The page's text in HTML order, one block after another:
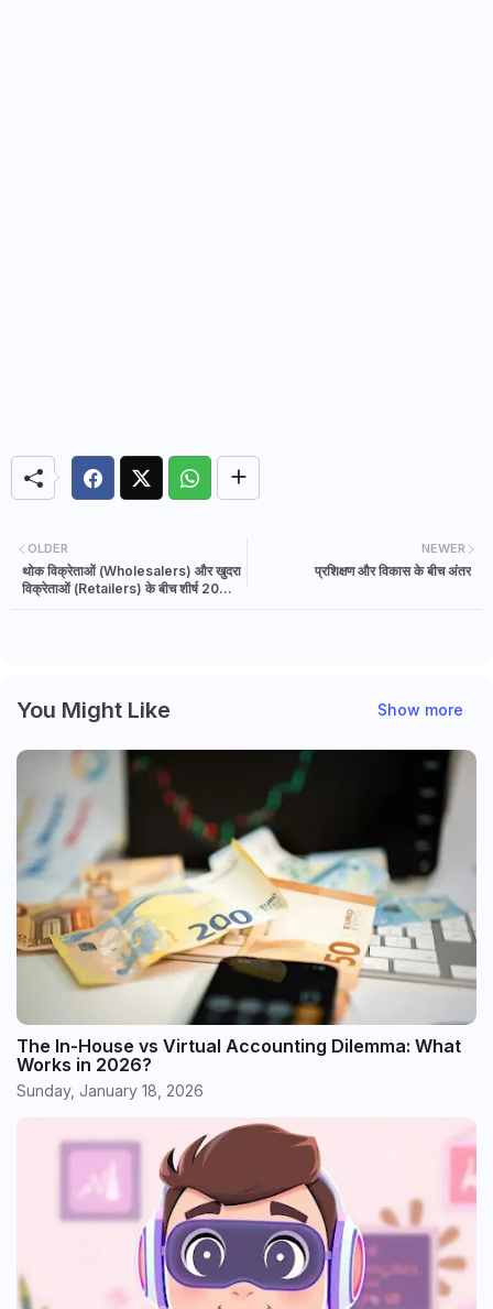
NEWER
प्रशिक्षण और विकास के बीच अंतर
OLDER
थोक विक्रेताओं (Wholesalers) और खुदरा
विक्रेताओं (Retailers) के बीच शीर्ष 20
You Might Like Show more
The In-House vs Virtual Accounting Dilemma: What
Works in 2026?
Sunday, January 18, 2026